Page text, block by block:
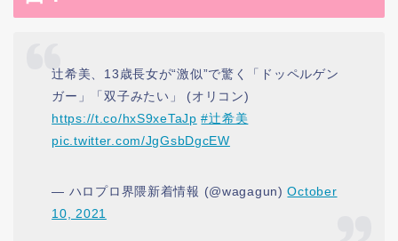
辻希美、13歳長女が“激似”で驚く「ドッペルゲン
ガー」「双子みたい」 (オリコン)
https://t.co/hxS9xeTaJp #辻希美
pic.twitter.com/JgGsbDgcEW
— ハロプロ界隈新着情報 (@wagagun)October
10, 2021